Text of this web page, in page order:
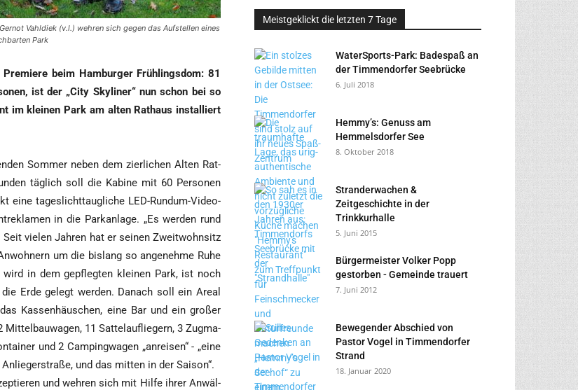
Vahldiek (v.l.) wehren sich gegen das Aufstellen eines
Park
beim Ham­bur­ger Früh­lings­dom: 81
ist der „City Sky­li­ner“ nun schon bei so
im klei­nen Park am alten Rat­haus instal­liert
Som­mer neben dem zier­li­chen Alten Rat­
täg­lich soll die Kabi­ne mit 60 Per­so­nen
eine tages­licht­taug­li­che LED-Rund­um-Video­
in die Park­an­la­ge. „Es wer­den rund
Seit vie­len Jah­ren hat er sei­nen Zweit­wohn­sitz
um die bis­lang so ange­neh­me Ruhe
in dem gepfleg­ten klei­nen Park, ist noch
Erde gelegt wer­den. Danach soll ein Are­al
Kas­sen­häus­chen, eine Bar und ein gro­ßer
11 Sat­tel­auf­lie­gern, 3 Zug­ma­
und 2 Cam­ping­wa­gen „anrei­sen“ - „eine
und das mit­ten in der Saison“.
und weh­ren sich mit Hil­fe ihrer Anwäl­
Meistgeklickt die letzten 7 Tage
WaterSports-Park: Badespaß an
der Timmendorfer Seebrücke
6. Juli 2018
Hemmy’s: Genuss am
Hemmelsdorfer See
8. Oktober 2018
Stranderwachen &
Zeitgeschichte in der
Trinkkurhalle
5. Juni 2015
Bürgermeister Volker Popp
gestorben - Gemeinde trauert
7. Juni 2012
Bewegender Abschied von
Pastor Vogel in Timmendorfer
Strand
18. Januar 2020